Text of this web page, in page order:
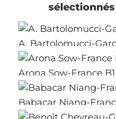
A. Bartolomucci-
Arona Sow-France B1
Babacar Niang-